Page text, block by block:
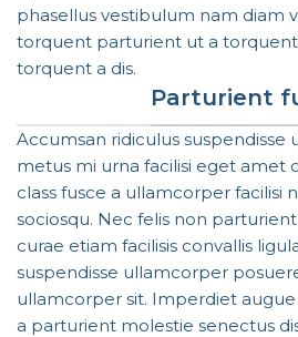
phasellus vestibulum nam diam
torquent parturient ut a
torquent a dis.
Parturient
Accumsan ridiculus suspendisse
metus mi urna facilisi eget amet
class fusce a ullamcorper facilisi
sociosqu. Nec felis non
curae etiam facilisis convallis
suspendisse ullamcorper
ullamcorper sit. Imperdiet augue
a parturient molestie senectus